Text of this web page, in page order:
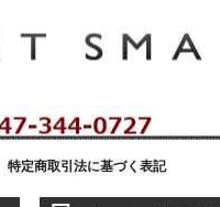
特定商取引法に基づく表記